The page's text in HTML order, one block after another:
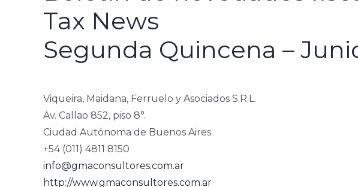
Tax News
Segunda Quincena –
Viqueira, Maidana, Ferruelo y Asociados S.R.L.
Av. Callao 852, piso 8°.
Ciudad Autónoma de Buenos Aires
+54 (011) 4811 8150
info@gmaconsultores.com.ar
http://www.gmaconsultores.com.ar